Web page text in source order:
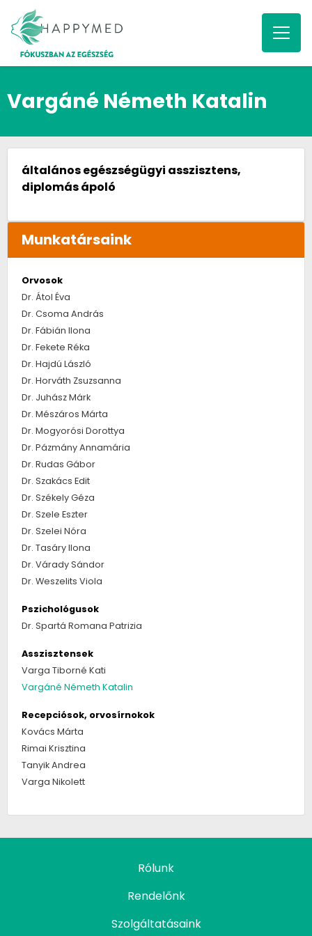
Vargáné Németh Katalin
általános egészségügyi asszisztens,
diplomás ápoló
Munkatársaink
Orvosok
Dr. Átol Éva
Dr. Csoma András
Dr. Fábián Ilona
Dr. Fekete Réka
Dr. Hajdú László
Dr. Horváth Zsuzsanna
Dr. Juhász Márk
Dr. Mészáros Márta
Dr. Mogyorósi Dorottya
Dr. Pázmány Annamária
Dr. Rudas Gábor
Dr. Szakács Edit
Dr. Székely Géza
Dr. Szele Eszter
Dr. Szelei Nóra
Dr. Tasáry Ilona
Dr. Várady Sándor
Dr. Weszelits Viola
Pszichológusok
Dr. Spartá Romana Patrizia
Asszisztensek
Varga Tiborné Kati
Vargáné Németh Katalin
Recepciósok, orvosírnokok
Kovács Márta
Rimai Krisztina
Tanyik Andrea
Varga Nikolett
Rólunk
Rendelőnk
Szolgáltatásaink